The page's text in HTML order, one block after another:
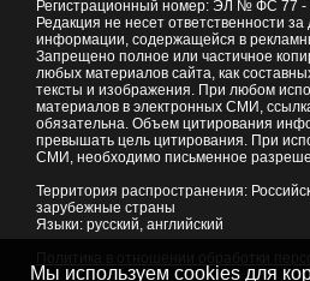
Регистрационный номер: ЭЛ № ФС 77 -
Редакция не несет ответственности за
информации, содержащейся в
Запрещено полное или частичное
любых материалов сайта, как
тексты и изображения. При любом
материалов в электронных СМИ,
обязательна. Объем цитирования
превышать цель цитирования. При
СМИ, необходимо письменное
Территория распространения:
зарубежные страны
Языки: русский, английский
Мы используем cookies для